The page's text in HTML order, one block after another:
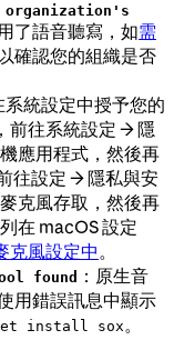
organization's
了語音聽寫，如需
確認您的組織是否
系統設定中授予您的
前往系統設定 → 隱
應用程式，然後再
往設定 → 隱私與安
克風存取，然後再
在 macOS 設定
克風設定中 。
found
：原生音
用錯誤訊息中顯示
install sox 。